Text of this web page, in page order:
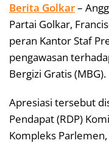
Berita Golkar–
Partai Golkar,
peran Kantor Staf
pengawasan
Bergizi Gratis (MBG).
Apresiasi tersebut
Pendapat (RDP)
Kompleks